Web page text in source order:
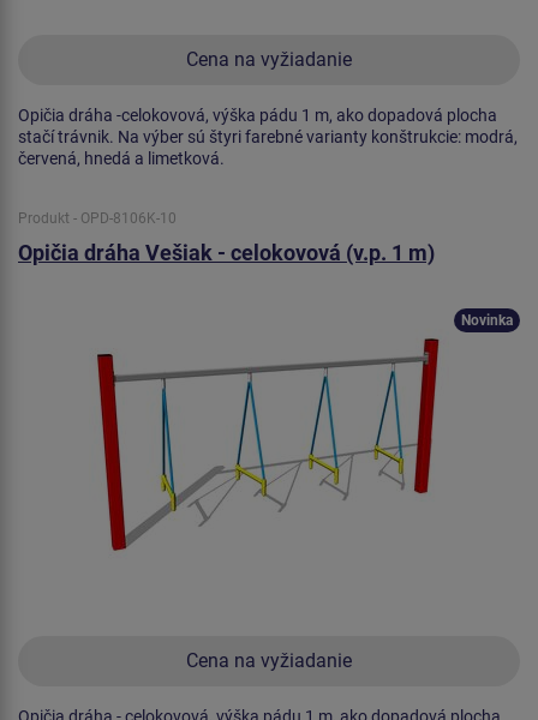
Cena na vyžiadanie
Opičia dráha -celokovová, výška pádu 1 m, ako dopadová plocha
stačí trávnik. Na výber sú štyri farebné varianty konštrukcie: modrá,
červená, hnedá a limetková.
Produkt - OPD-8106K-10
Opičia dráha Vešiak - celokovová (v.p. 1 m)
Cena na vyžiadanie
Novinka